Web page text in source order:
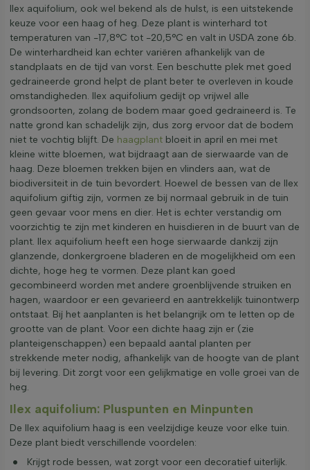
Ilex aquifolium, ook wel bekend als de hulst, is een uitstekende
keuze voor een haag of heg. Deze plant is winterhard tot
temperaturen van -17,8°C tot -20,5°C en valt in USDA zone 6b.
De winterhardheid kan echter variëren afhankelijk van de
standplaats en de tijd van vorst. Een beschutte plek met goed
gedraineerde grond helpt de plant beter te overleven in koude
omstandigheden. Ilex aquifolium gedijt op vrijwel alle
grondsoorten, zolang de bodem maar goed gedraineerd is. Te
natte grond kan schadelijk zijn, dus zorg ervoor dat de bodem
niet te vochtig blijft. De haagplant bloeit in april en mei met
kleine witte bloemen, wat bijdraagt aan de sierwaarde van de
haag. Deze bloemen trekken bijen en vlinders aan, wat de
biodiversiteit in de tuin bevordert. Hoewel de bessen van de Ilex
aquifolium giftig zijn, vormen ze bij normaal gebruik in de tuin
geen gevaar voor mens en dier. Het is echter verstandig om
voorzichtig te zijn met kinderen en huisdieren in de buurt van de
plant. Ilex aquifolium heeft een hoge sierwaarde dankzij zijn
glanzende, donkergroene bladeren en de mogelijkheid om een
dichte, hoge heg te vormen. Deze plant kan goed
gecombineerd worden met andere groenblijvende struiken en
hagen, waardoor er een gevarieerd en aantrekkelijk tuinontwerp
ontstaat. Bij het aanplanten is het belangrijk om te letten op de
grootte van de plant. Voor een dichte haag zijn er (zie
planteigenschappen) een bepaald aantal planten per
strekkende meter nodig, afhankelijk van de hoogte van de plant
bij levering. Dit zorgt voor een gelijkmatige en volle groei van de
heg.
Ilex aquifolium: Pluspunten en Minpunten
De Ilex aquifolium haag is een veelzijdige keuze voor elke tuin.
Deze plant biedt verschillende voordelen:
Krijgt rode bessen, wat zorgt voor een decoratief uiterlijk.